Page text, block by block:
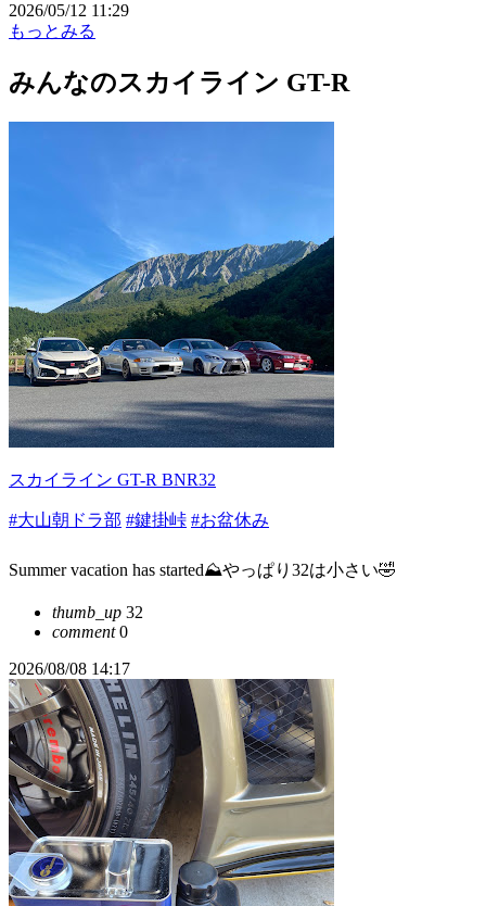
2026/05/12 11:29
もっとみる
みんなのスカイライン GT-R
スカイライン GT-R BNR32
#大山朝ドラ部 #鍵掛峠 #お盆休み
Summer vacation has started⛰️やっぱり32は小さい🤣
thumb_up 32
comment0
2026/08/08 14:17